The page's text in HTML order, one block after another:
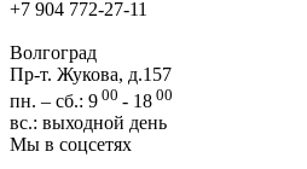
+7 904 772-27-11
Волгоград
Пр-т. Жукова, д.157
пн. – сб.: 9 00 - 18 00
вс.: выходной день
Мы в соцсетях